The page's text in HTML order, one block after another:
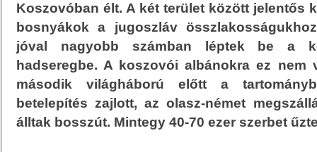
Koszovóban élt. A két terület között jelentős
bosnyákok a jugoszláv
jóval nagyobb számban léptek be a
hadseregbe. A koszovói albánokra ez nem
második világháború előtt a
betelepítés zajlott, az olasz-német
álltak bosszút. Mintegy 40-70 ezer szerbet